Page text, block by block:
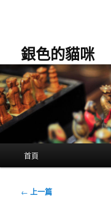
容
銀色的貓咪
首頁
文
← 上一篇